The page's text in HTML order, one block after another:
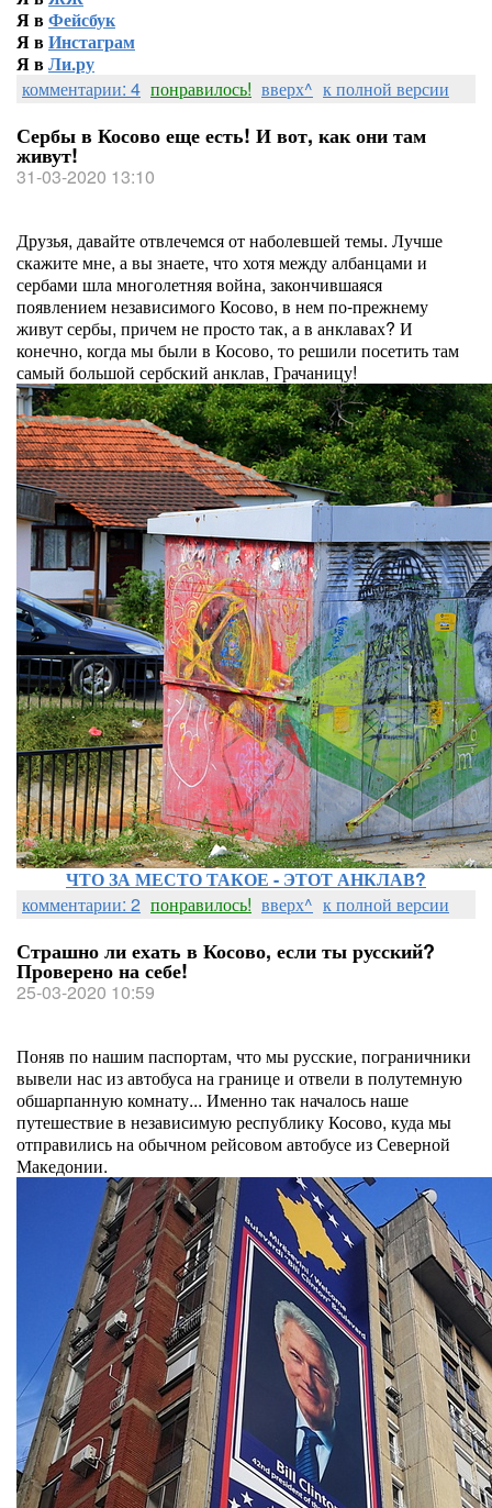
Я вФейсбук
Я вИнстаграм
Я вЛи.ру
комментарии: 4 понравилось! вверх^ к полной версии
Сербы в Косово еще есть! И вот, как они там
живут!
31-03-2020 13:10
Друзья, давайте отвлечемся от наболевшей темы. Лучше
скажите мне, а вы знаете, что хотя между албанцами и
сербами шла многолетняя война, закончившаяся
появлением независимого Косово, в нем по-прежнему
живут сербы, причем не просто так, а в анклавах? И
конечно, когда мы были в Косово, то решили посетить там
самый большой сербский анклав, Грачаницу!
ЧТО ЗА МЕСТО ТАКОЕ - ЭТОТ АНКЛАВ?
комментарии: 2 понравилось! вверх^ к полной версии
Страшно ли ехать в Косово, если ты русский?
Проверено на себе!
25-03-2020 10:59
Поняв по нашим паспортам, что мы русские, пограничники
вывели нас из автобуса на границе и отвели в полутемную
обшарпанную комнату... Именно так началось наше
путешествие в независимую республику Косово, куда мы
отправились на обычном рейсовом автобусе из Северной
Македонии.